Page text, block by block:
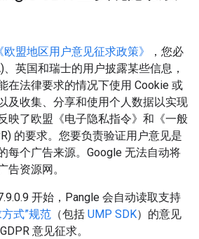
盟地区用户意见征求政策》
，您必
英国和瑞士的用户披露某些信息，
在法律要求的情况下使用 Cookie 或
及收集、分享和使用个人数据以实现
映了欧盟《电子隐私指令》和《一般
的要求。您要负责验证用户意见是
每个广告来源。Google 无法自动将
告资源网。
开始，Pangle 会自动读取支持
式”规范 （包括 UMP SDK）的意见
意见征求。